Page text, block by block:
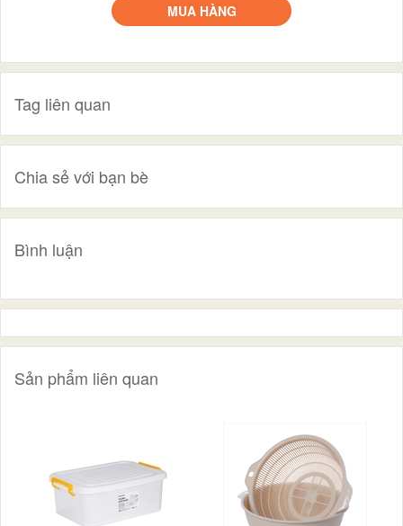
MUA HÀNG
Tag liên quan
Chia sẻ với bạn bè
Bình luận
Sản phẩm liên quan